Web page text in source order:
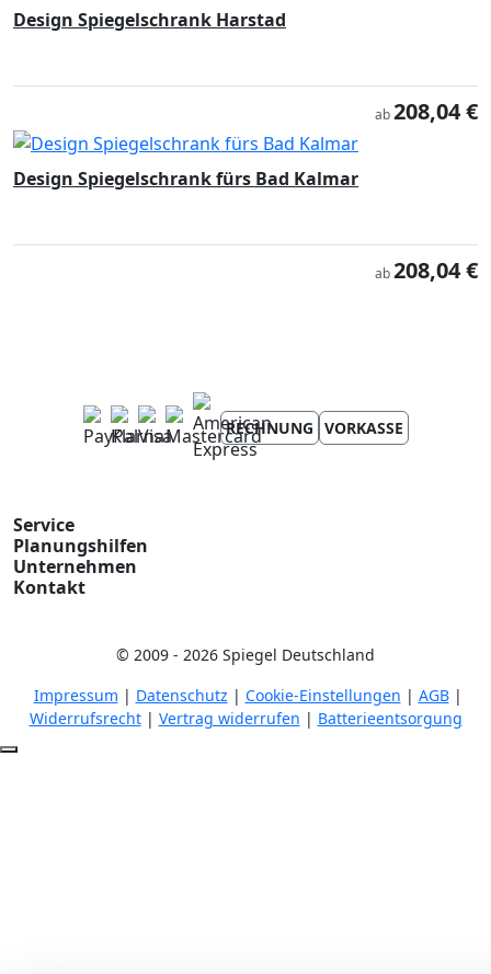
Design Spiegelschrank Harstad
ab208,04 €
Design Spiegelschrank fürs Bad Kalmar
ab208,04 €
RECHNUNG VORKASSE
Service
Planungshilfen
Unternehmen
Kontakt
© 2009 - 2026 Spiegel Deutschland
Impressum | Datenschutz | Cookie-Einstellungen | AGB |
Widerrufsrecht | Vertrag widerrufen | Batterieentsorgung